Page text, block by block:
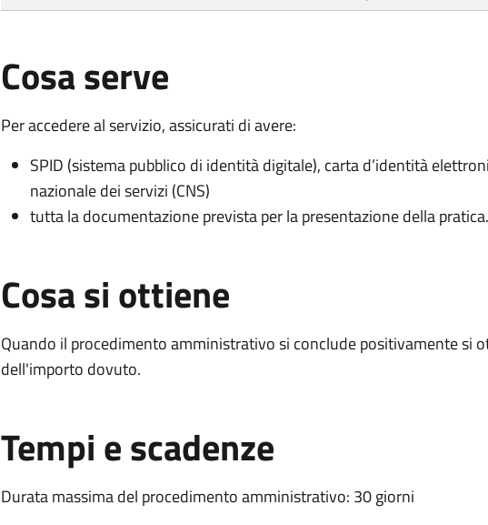
Cosa serve
Per accedere al servizio, assicurati di avere:
SPID (sistema pubblico di identità digitale), carta d’identità
nazionale dei servizi (CNS)
tutta la documentazione prevista per la presentazione della pratica.
Cosa si ottiene
Quando il procedimento amministrativo si conclude positivamente si
dell'importo dovuto.
Tempi e scadenze
Durata massima del procedimento amministrativo: 30 giorni